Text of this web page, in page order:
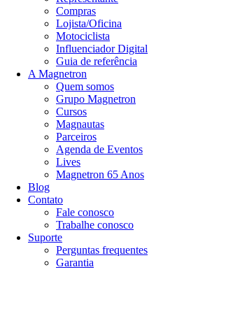
Compras
Lojista/Oficina
Motociclista
Influenciador Digital
Guia de referência
A Magnetron
Quem somos
Grupo Magnetron
Cursos
Magnautas
Parceiros
Agenda de Eventos
Lives
Magnetron 65 Anos
Blog
Contato
Fale conosco
Trabalhe conosco
Suporte
Perguntas frequentes
Garantia